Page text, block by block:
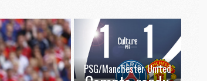
PSG/Manchester United